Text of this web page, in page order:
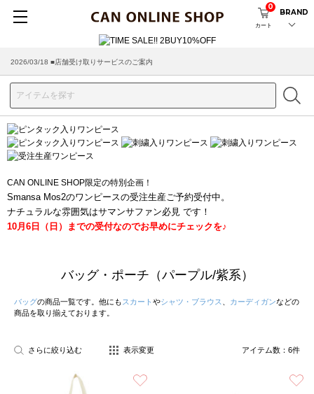
カート
0
BRAND
2026/08/04 ■8/13(木)AM2:00～サイトメンテナンス実施のお知らせ
2026/03/18 ■店舗受け取りサービスのご案内
CAN ONLINE SHOP限定の特別企画！
Smansa Mos2のワンピースの受注生産ご予約受付中。
ナチュラルな雰囲気はサマンサファン必見 です！
10月6日（日）までの受付なのでお早めにチェックを♪
バッグ・ポーチ（パープル/紫系）
バッグの商品一覧です。他にも スカート やシャツ・ブラウス カーディガンなどの
商品を取り揃えております。
さらに絞り込む 表示変更 アイテム数： 6件